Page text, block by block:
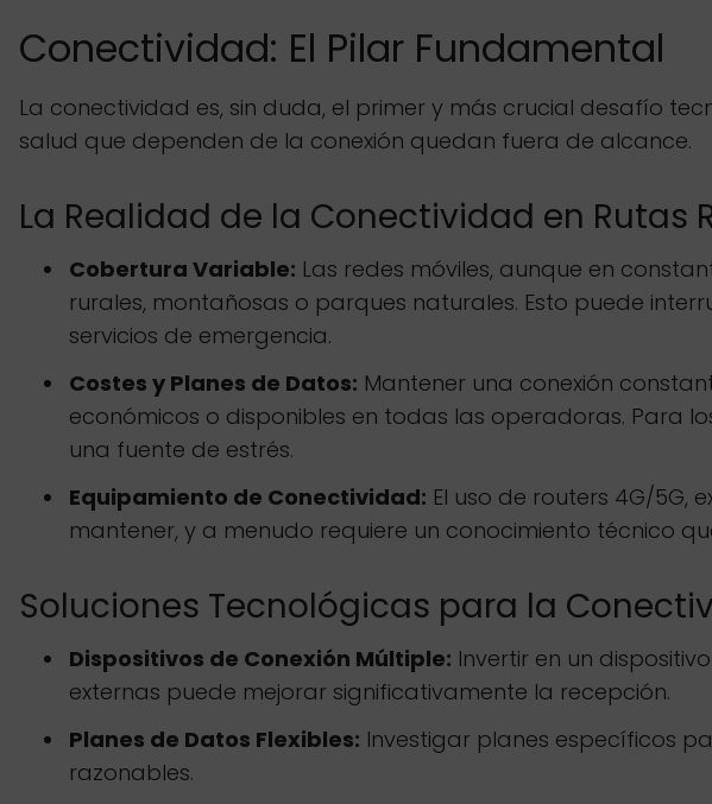
Conectividad: El Pilar Fundamental
La conectividad es, sin duda, el primer y más crucial desafío
salud que dependen de la conexión quedan fuera de alcance.
La Realidad de la Conectividad en Rutas
Cobertura Variable: Las redes móviles, aunque en
rurales, montañosas o parques naturales. Esto puede
servicios de emergencia.
Costes y Planes de Datos: Mantener una conexión
económicos o disponibles en todas las operadoras. Para
una fuente de estrés.
Equipamiento de Conectividad: El uso de routers 4G/5G,
mantener, y a menudo requiere un conocimiento técnico
Soluciones Tecnológicas para la
Dispositivos de Conexión Múltiple: Invertir en un
externas puede mejorar significativamente la recepción.
Planes de Datos Flexibles: Investigar planes específicos
razonables.